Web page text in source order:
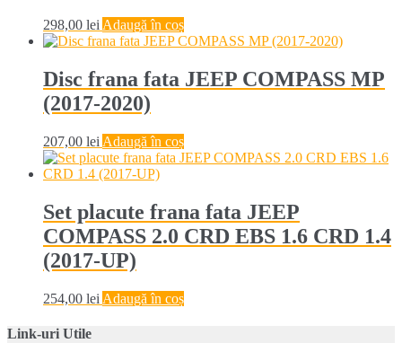
298,00 lei Adaugă în coș
Disc frana fata JEEP COMPASS MP
(2017-2020)
207,00 lei Adaugă în coș
Set placute frana fata JEEP
COMPASS 2.0 CRD EBS 1.6 CRD 1.4
(2017-UP)
254,00 lei Adaugă în coș
Link-uri Utile